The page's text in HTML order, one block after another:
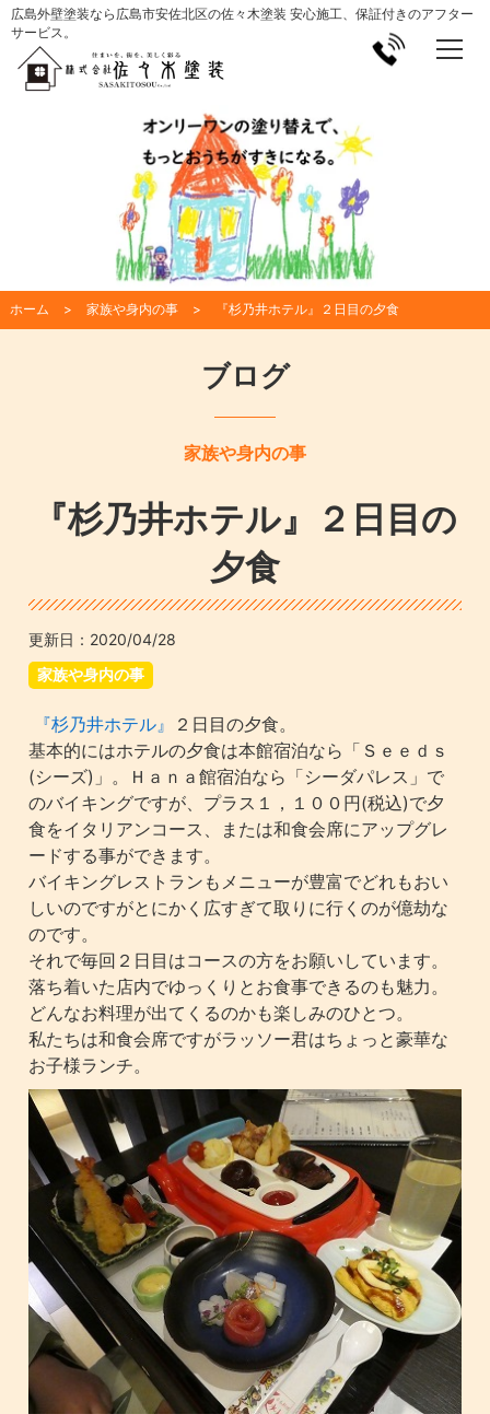
広島外壁塗装なら広島市安佐北区の佐々木塗装 安心施工、保証付きのアフター
サービス。
ホーム 家族や身内の事 『杉乃井ホテル』２日目の夕食
ブログ
家族や身内の事
『杉乃井ホテル』２日目の
夕食
更新日： 2020/04/28
家族や身内の事
『杉乃井ホテル』
２日目の夕食。
基本的にはホテルの夕食は本館宿泊なら「Ｓｅｅｄｓ
(シーズ)」。Ｈａｎａ館宿泊なら「シーダパレス」で
のバイキングですが、プラス１，１００円(税込)で夕
食をイタリアンコース、または和食会席にアップグレ
ードする事ができます。
バイキングレストランもメニューが豊富でどれもおい
しいのですがとにかく広すぎて取りに行くのが億劫な
のです。
それで毎回２日目はコースの方をお願いしています。
落ち着いた店内でゆっくりとお食事できるのも魅力。
どんなお料理が出てくるのかも楽しみのひとつ。
私たちは和食会席ですがラッソー君はちょっと豪華な
お子様ランチ。